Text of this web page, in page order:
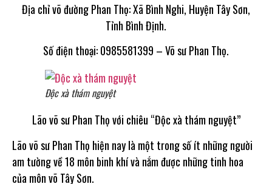
Địa chỉ võ đường Phan Thọ: Xã Bình Nghi, Huyện Tây Sơn,
Tỉnh Bình Định.
Số điện thoại: 0985581399 – Võ sư Phan Thọ.
Độc xà thám nguyệt
Lão võ sư Phan Thọ với chiêu “Độc xà thám nguyệt”
Lão võ sư Phan Thọ hiện nay là một trong số ít những người
am tường về 18 môn binh khí và nắm được những tinh hoa
của môn võ Tây Sơn.